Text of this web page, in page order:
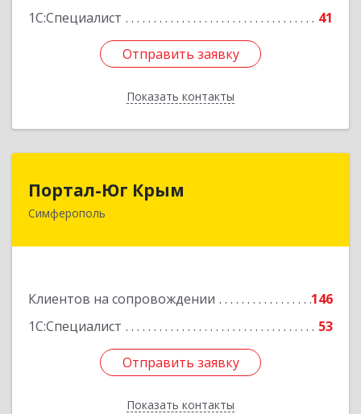
1С:Специалист
41
Отправить заявку
Показать контакты
Отправить заявку
Назад
Портал-Юг Крым
Симферополь
Клиентов на сопровождении
146
1С:Специалист
53
Отправить заявку
Показать контакты
295015, Крым Респ, Симферополь г, Козлова ул,
Отправить заявку
Назад